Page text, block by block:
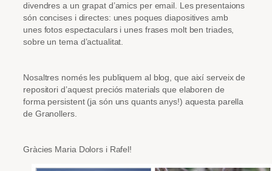
divendres a un grapat d’amics per email. Les presentaions
són concises i directes: unes poques diapositives amb
unes fotos espectaculars i unes frases molt ben triades,
sobre un tema d’actualitat.
Nosaltres només les publiquem al blog, que així serveix de
repositori d’aquest preciós materials que elaboren de
forma persistent (ja són uns quants anys!) aquesta parella
de Granollers.
Gràcies Maria Dolors i Rafel!